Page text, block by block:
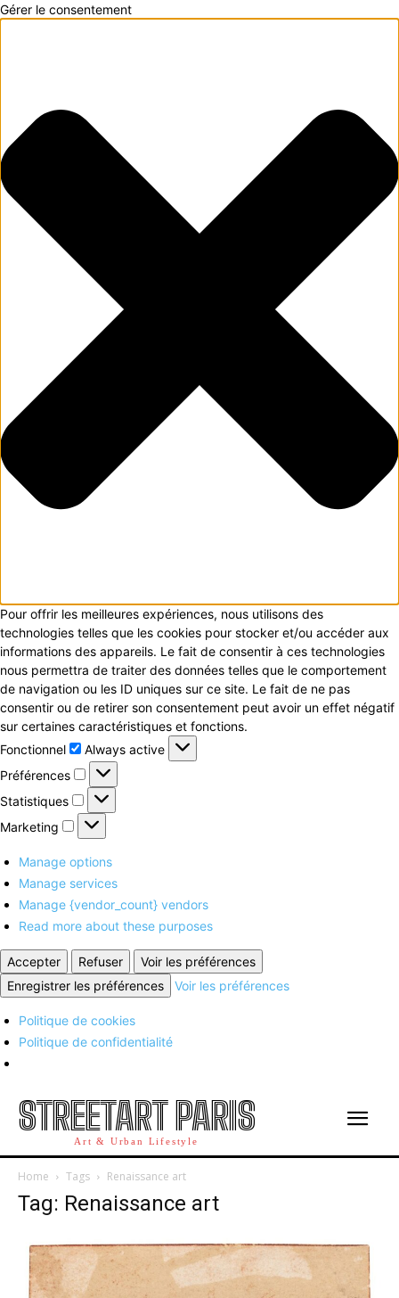
Gérer le consentement
Pour offrir les meilleures expériences, nous utilisons des
technologies telles que les cookies pour stocker et/ou accéder aux
informations des appareils. Le fait de consentir à ces technologies
nous permettra de traiter des données telles que le comportement
de navigation ou les ID uniques sur ce site. Le fait de ne pas
consentir ou de retirer son consentement peut avoir un effet négatif
sur certaines caractéristiques et fonctions.
Fonctionnel
Fonctionnel
Always active
Préférences
Préférences
Statistiques
Statistiques
Marketing
Marketing
Manage options
Manage services
Manage {vendor_count} vendors
Read more about these purposes
Accepter Refuser
Voir les préférences
Enregistrer les préférences
Voir les préférences
Politique de cookies
Politique de confidentialité
STREETART PARIS
Art & Urban Lifestyle
Home Tags Renaissance art
Tag: Renaissance art